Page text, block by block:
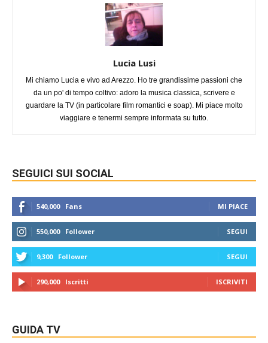
Lucia Lusi
Mi chiamo Lucia e vivo ad Arezzo. Ho tre grandissime passioni che
da un po' di tempo coltivo: adoro la musica classica, scrivere e
guardare la TV (in particolare film romantici e soap). Mi piace molto
viaggiare e tenermi sempre informata su tutto.
SEGUICI SUI SOCIAL
540,000 Fans MI PIACE
550,000 Follower SEGUI
9,300 Follower SEGUI
290,000 Iscritti ISCRIVITI
GUIDA TV